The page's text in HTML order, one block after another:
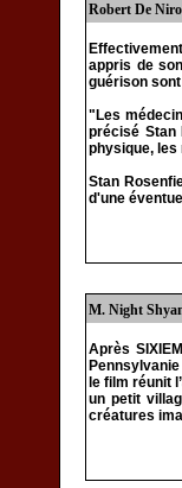
Robert De
appris de
guérison
"Les
précisé Stan
physique,
Stan
d'une
M. Night
Après
le film réunit
un petit
créatures